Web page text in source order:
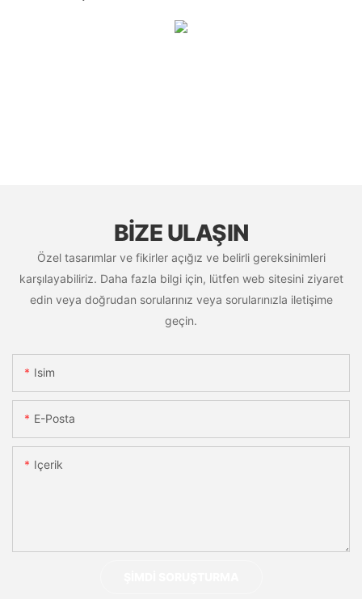
BIZE ULAŞIN
Özel tasarımlar ve fikirler açığız ve belirli gereksinimleri
karşılayabiliriz. Daha fazla bilgi için, lütfen web sitesini ziyaret
edin veya doğrudan sorularınız veya sorularınızla iletişime
geçin.
Isim
E-Posta
Içerik